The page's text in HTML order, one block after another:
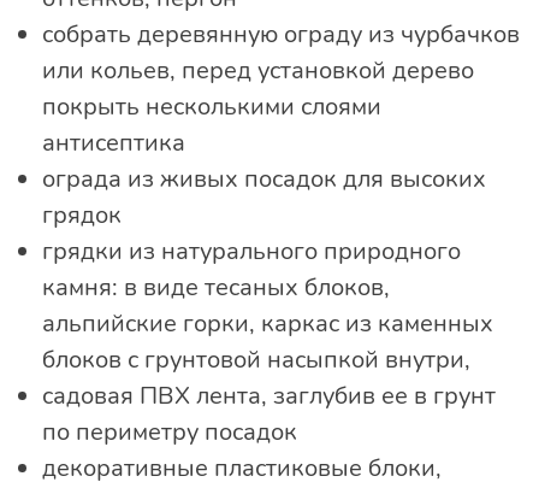
собрать деревянную ограду из чурбачков
или кольев, перед установкой дерево
покрыть несколькими слоями
антисептика
ограда из живых посадок для высоких
грядок
грядки из натурального природного
камня: в виде тесаных блоков,
альпийские горки, каркас из каменных
блоков с грунтовой насыпкой внутри,
садовая ПВХ лента, заглубив ее в грунт
по периметру посадок
декоративные пластиковые блоки,